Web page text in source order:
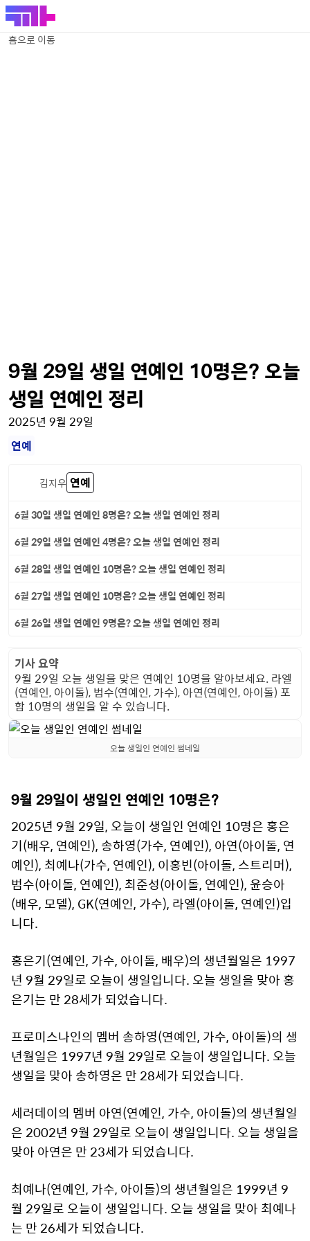
홈으로 이동
9월 29일 생일 연예인 10명은? 오늘
생일 연예인 정리
2025년 9월 29일
연예
김지우 연예
6월 30일 생일 연예인 8명은? 오늘 생일 연예인 정리
6월 29일 생일 연예인 4명은? 오늘 생일 연예인 정리
6월 28일 생일 연예인 10명은? 오늘 생일 연예인 정리
6월 27일 생일 연예인 10명은? 오늘 생일 연예인 정리
6월 26일 생일 연예인 9명은? 오늘 생일 연예인 정리
기사 요약
9월 29일 오늘 생일을 맞은 연예인 10명을 알아보세요. 라엘
(연예인, 아이돌), 범수(연예인, 가수), 아연(연예인, 아이돌) 포
함 10명의 생일을 알 수 있습니다.
오늘 생일인 연예인 썸네일
9월 29일이 생일인 연예인 10명은?
2025년 9월 29일, 오늘이 생일인 연예인 10명은 홍은
기(배우, 연예인), 송하영(가수, 연예인), 아연(아이돌, 연
예인), 최예나(가수, 연예인), 이홍빈(아이돌, 스트리머),
범수(아이돌, 연예인), 최준성(아이돌, 연예인), 윤승아
(배우, 모델), GK(연예인, 가수), 라엘(아이돌, 연예인)입
니다.
홍은기(연예인, 가수, 아이돌, 배우)의 생년월일은 1997
년 9월 29일로 오늘이 생일입니다. 오늘 생일을 맞아 홍
은기는 만 28세가 되었습니다.
프로미스나인의 멤버 송하영(연예인, 가수, 아이돌)의 생
년월일은 1997년 9월 29일로 오늘이 생일입니다. 오늘
생일을 맞아 송하영은 만 28세가 되었습니다.
세러데이의 멤버 아연(연예인, 가수, 아이돌)의 생년월일
은 2002년 9월 29일로 오늘이 생일입니다. 오늘 생일을
맞아 아연은 만 23세가 되었습니다.
최예나(연예인, 가수, 아이돌)의 생년월일은 1999년 9
월 29일로 오늘이 생일입니다. 오늘 생일을 맞아 최예나
는 만 26세가 되었습니다.